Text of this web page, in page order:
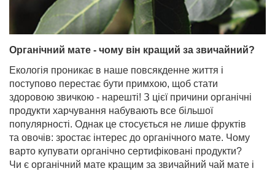
Органічний мате - чому він кращий за звичайний?
Екологія проникає в наше повсякденне життя і
поступово перестає бути примхою, щоб стати
здоровою звичкою - нарешті! З цієї причини органічні
продукти харчування набувають все більшої
популярності. Однак це стосується не лише фруктів
та овочів: зростає інтерес до органічного мате. Чому
варто купувати органічно сертифіковані продукти?
Чи є органічний мате кращим за звичайний чай мате і